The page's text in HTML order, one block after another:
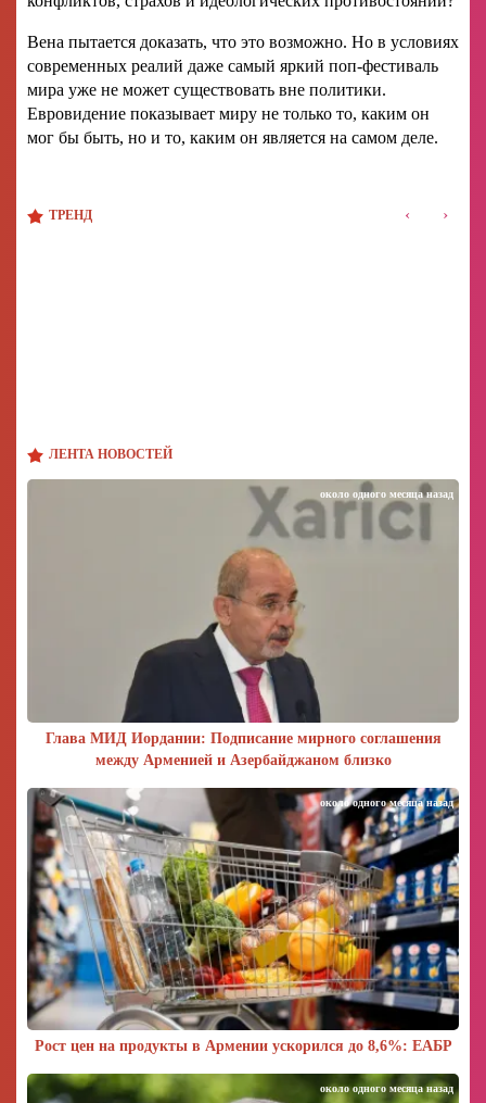
ЛЕНТА НОВОСТЕЙ
Глава МИД Иордании: Подписание мирного соглашения
между Арменией и Азербайджаном близко
около одного месяца назад
Рост цен на продукты в Армении ускорился до 8,6%: ЕАБР
около одного месяца назад
около одного месяца назад
Вена пытается доказать, что это возможно. Но в условиях
современных реалий даже самый яркий поп-фестиваль
мира уже не может существовать вне политики.
Евровидение показывает миру не только то, каким он
мог бы быть, но и то, каким он является на самом деле.
ТРЕНД ‹ ›